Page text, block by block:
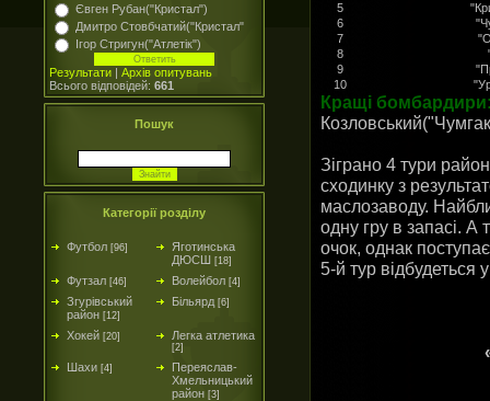
Євген Рубан("Кристал")
Дмитро Стовбчатий("Кристал"
Ігор Стригун("Атлетік")
Результати | Архів опитувань
Всього відповідей: 661
Пошук
Категорії розділу
Футбол [96]
Яготинська
ДЮСШ [18]
Футзал [46] Волейбол [4]
Згурівський
район [12]
Більярд [6]
Хокей [20] Легка атлетика
[2]
Шахи [4]
Переяслав-
Хмельницький
район [3]
5
6
7
8
9
10
Кращі
Зіграно 4 тури
сходинку з
маслозаводу.
одну гру в запасі. А
очок, однак
5-й тур відбудеться